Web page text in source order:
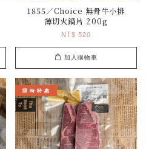
1855／Choice 無骨牛小排
薄切火鍋片 200g
NT$ 520
加入購物車
限 時 特 惠